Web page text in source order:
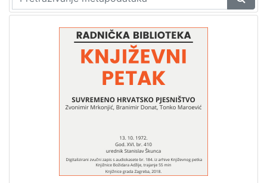
Digitalizirana zagrebačka baština
Glasovi Književnog petka